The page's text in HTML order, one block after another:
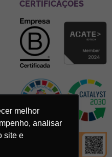
melhor
analisar
site e
CERTIFICAÇÕES